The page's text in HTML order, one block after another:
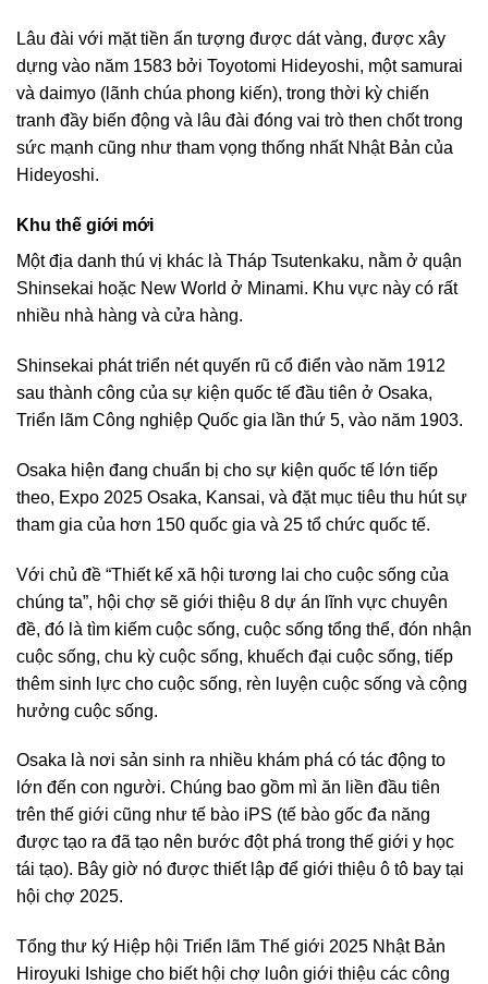
Lâu đài với mặt tiền ấn tượng được dát vàng, được xây
dựng vào năm 1583 bởi Toyotomi Hideyoshi, một samurai
và daimyo (lãnh chúa phong kiến), trong thời kỳ chiến
tranh đầy biến động và lâu đài đóng vai trò then chốt trong
sức mạnh cũng như tham vọng thống nhất Nhật Bản của
Hideyoshi.
Khu thế giới mới
Một địa danh thú vị khác là Tháp Tsutenkaku, nằm ở quận
Shinsekai hoặc New World ở Minami. Khu vực này có rất
nhiều nhà hàng và cửa hàng.
Shinsekai phát triển nét quyến rũ cổ điển vào năm 1912
sau thành công của sự kiện quốc tế đầu tiên ở Osaka,
Triển lãm Công nghiệp Quốc gia lần thứ 5, vào năm 1903.
Osaka hiện đang chuẩn bị cho sự kiện quốc tế lớn tiếp
theo, Expo 2025 Osaka, Kansai, và đặt mục tiêu thu hút sự
tham gia của hơn 150 quốc gia và 25 tổ chức quốc tế.
Với chủ đề “Thiết kế xã hội tương lai cho cuộc sống của
chúng ta”, hội chợ sẽ giới thiệu 8 dự án lĩnh vực chuyên
đề, đó là tìm kiếm cuộc sống, cuộc sống tổng thể, đón nhận
cuộc sống, chu kỳ cuộc sống, khuếch đại cuộc sống, tiếp
thêm sinh lực cho cuộc sống, rèn luyện cuộc sống và cộng
hưởng cuộc sống.
Osaka là nơi sản sinh ra nhiều khám phá có tác động to
lớn đến con người. Chúng bao gồm mì ăn liền đầu tiên
trên thế giới cũng như tế bào iPS (tế bào gốc đa năng
được tạo ra đã tạo nên bước đột phá trong thế giới y học
tái tạo). Bây giờ nó được thiết lập để giới thiệu ô tô bay tại
hội chợ 2025.
Tổng thư ký Hiệp hội Triển lãm Thế giới 2025 Nhật Bản
Hiroyuki Ishige cho biết hội chợ luôn giới thiệu các công